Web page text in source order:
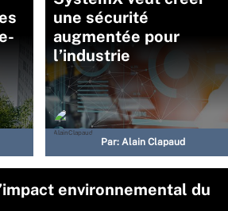
une sécurité
augmentée pour
l’industrie
Par: Alain Clapaud
environnemental du